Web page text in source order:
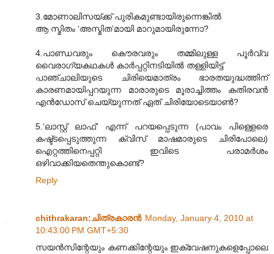
3.മോണാലിസയ്ക്ക് പുരികമുണ്ടായിരുന്നെങ്കിൽ
ആ സ്മിതം ‘അസ്മിത’മായി മാറുമായിരുന്നോ?
4.പാണ്ഡവരും കൌരവരും തമ്മിലുള്ള പൂർവ്വ
വൈരാഗ്യകഥകൾ കാർപ്പറ്റിനടിയിൽ തള്ളിയിട്ട്
പാഞ്ചാലിയുടെ ചിരിയെമാത്രം ഭാരതയുദ്ധത്തിന്
കാരണമായിപ്പറയുന്ന മാരാരുടെ മൂരാച്ചിത്തം കതിരവൻ
എൻഡോസ് ചെയ്യുന്നത് ഏത് ചിരിയോടെയാൺ?
5.‘ലാസ്റ്റ് ലാഫ്’ എന്ന് പറയപ്പെടുന്ന (പാവം പിള്ളെരെ
കഷ്ട്ടപ്പെടുത്തുന്ന ക്വിസ് മാഷമാരുടെ ചിരിപോലെ)
ഐറ്റത്തിനെപ്പറ്റി ഇവിടെ പരാമർശം
ഒഴിവാക്കിയതെന്തുകൊണ്ട്?
Reply
chithrakaran:ചിത്രകാരന്‍ Monday, January 4, 2010 at
10:43:00 PM GMT+5:30
സയന്‍സിന്റേയും കണക്കിന്റേയും ഇക്വേഷനുകളെപ്പോലെ